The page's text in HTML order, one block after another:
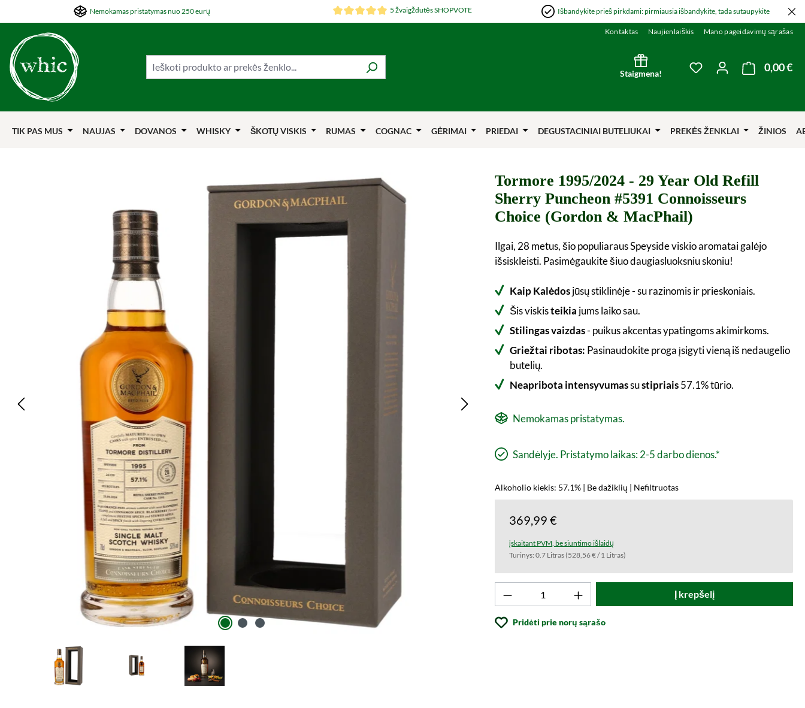
į pagrindinį turinį
Šokti į pagrindinę navigacijąNemokamas pristatymas nuo 250 eurų 5 žvaigždutės SHOPVOTE Išbandykite prieš pirkdami: pirmiausia išbandykite, tada sutaupykite
Kontaktas Naujienlaiškis Mano pageidavimų sąrašas
Staigmena!
You have 0 wishlist
0,00 €
TIK PAS MUS NAUJAS DOVANOS WHISKY ŠKOTŲ VISKIS RUMAS COGNAC GĖRIMAI PRIEDAI DEGUSTACINIAI BUTELIUKAI PREKĖS ŽENKLAI ŽINIOS
Tormore 1995/2024 - 29 Year Old Refill
Sherry Puncheon #5391 Connoisseurs
Choice (Gordon & MacPhail)
Ilgai, 28 metus, šio populiaraus Speyside viskio aromatai galėjo
išsiskleisti. Pasimėgaukite šiuo daugiasluoksniu skoniu!
Kaip Kalėdosjūsų stiklinėje - su razinomis ir prieskoniais.
Šis viskisteikia jums laiko sau.
Stilingas vaizdas- puikus akcentas ypatingoms akimirkoms.
Griežtai ribotas: Pasinaudokite proga įsigyti vieną iš nedaugelio
butelių.
Neapribota intensyvumassustipriais57.1% tūrio.
Nemokamas pristatymas.
Sandėlyje. Pristatymo laikas: 2-5 darbo dienos.*
Alkoholio kiekis: 57.1% | Be dažiklių | Nefiltruotas
369,99 €
įskaitant PVM, be siuntimo išlaidų
Turinys:0.7 Litras(528,56 € / 1 Litras)
Produkto kiekis: Įveskite norimą vertę arba
Į krepšelį
Pridėti prie norų sąrašo